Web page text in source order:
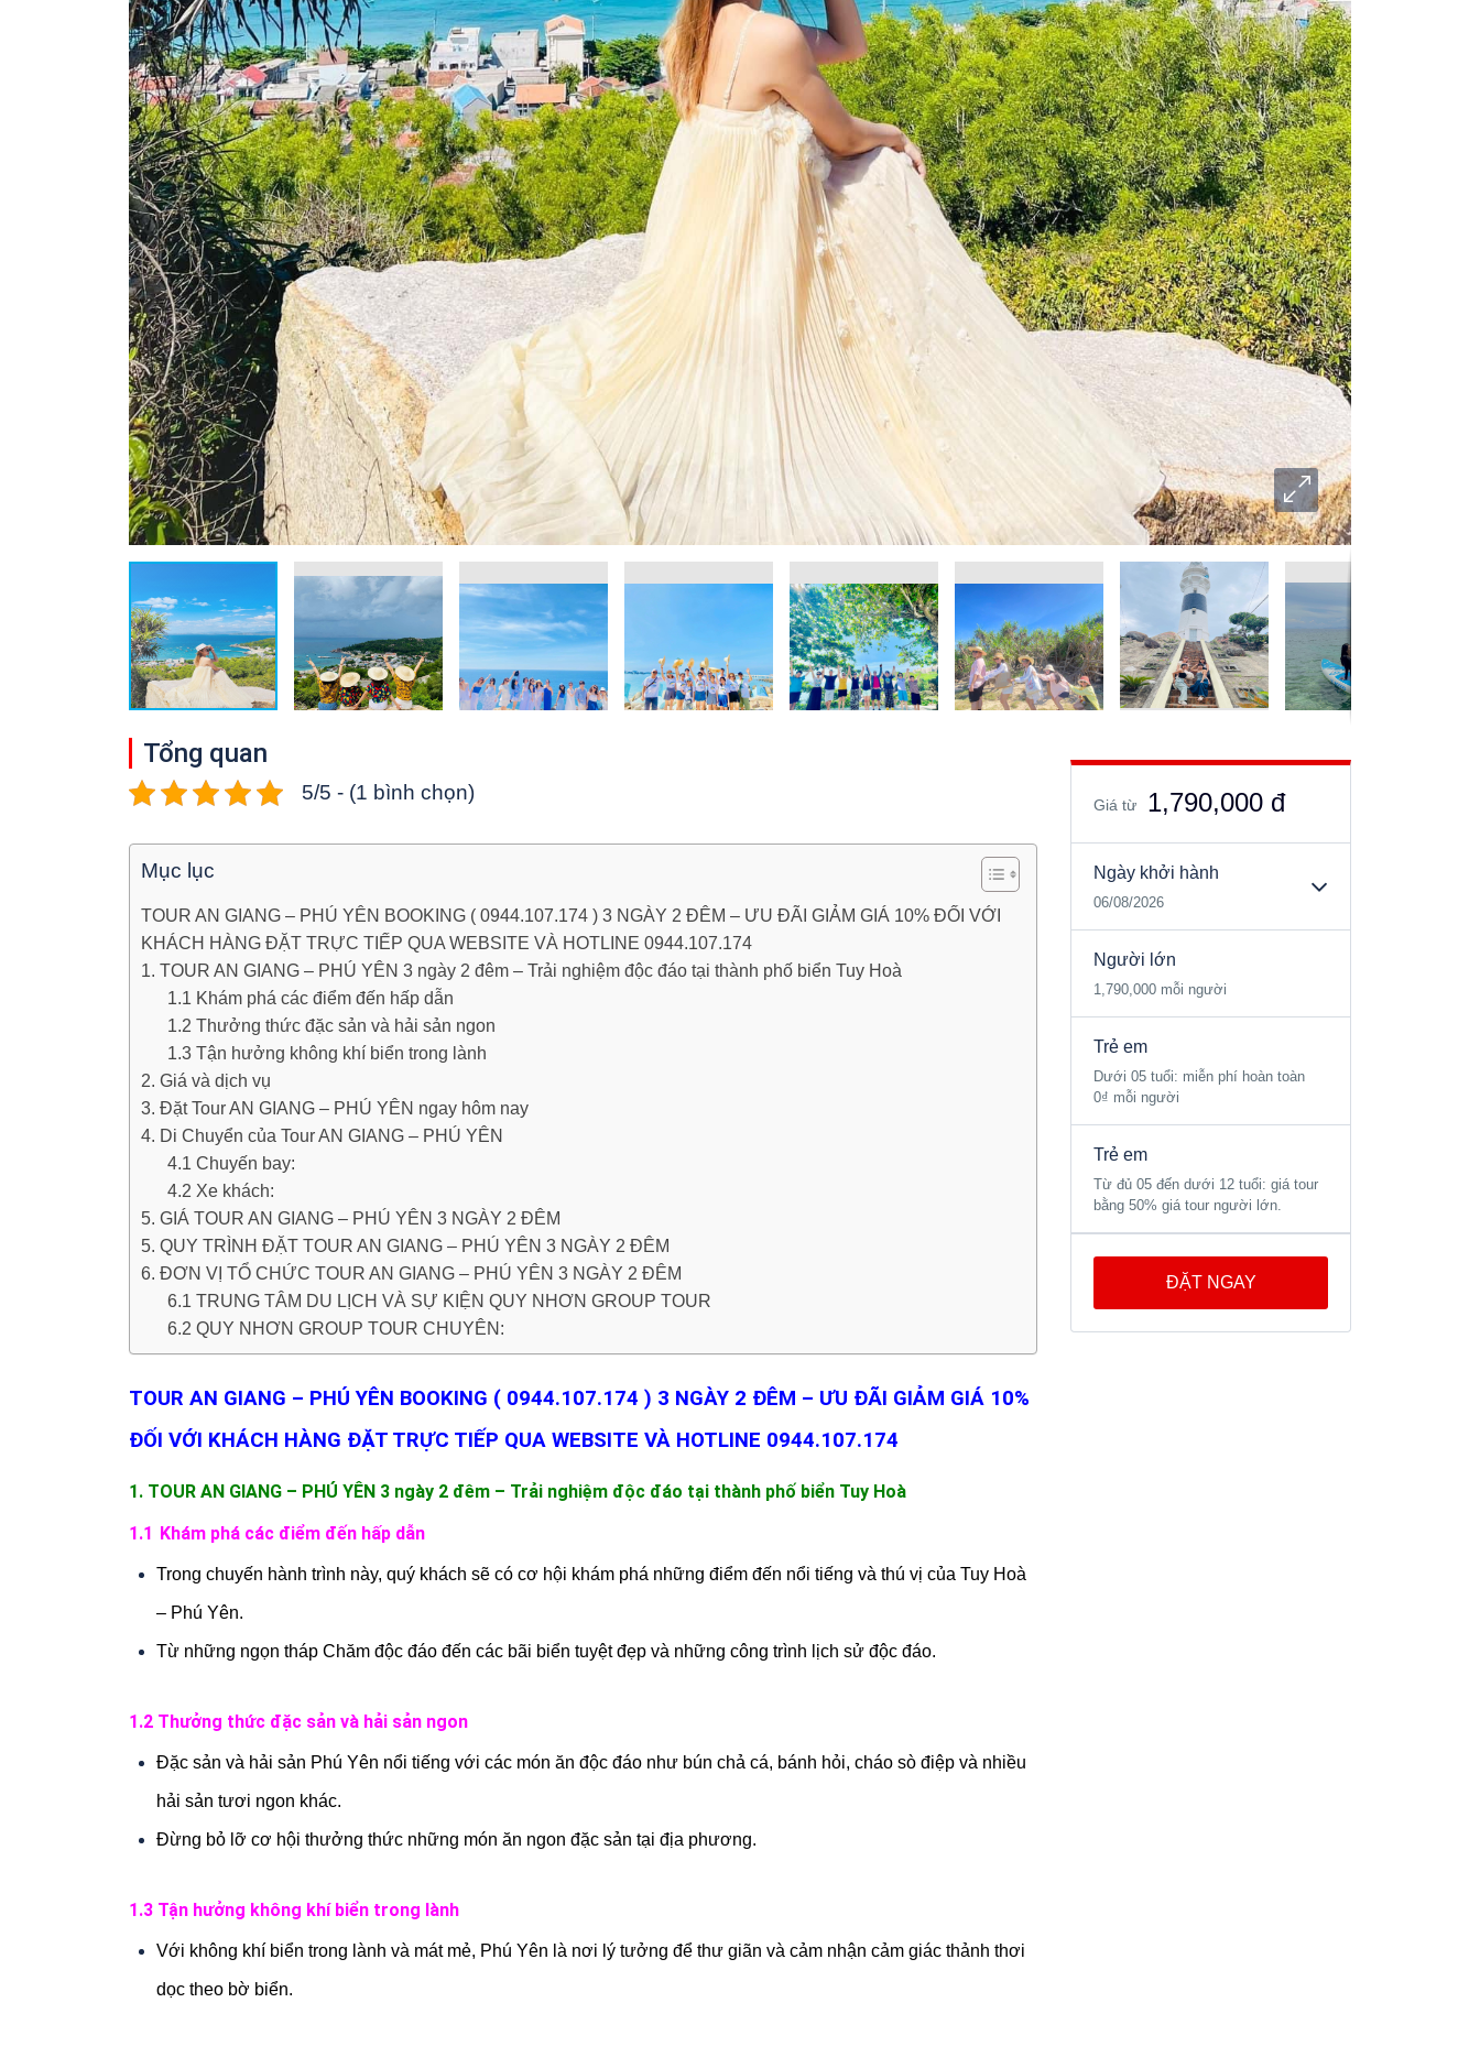
Tổng quan
5/5 - (1 bình chọn)
Mục lục
TOUR AN GIANG – PHÚ YÊN BOOKING ( 0944.107.174 ) 3 NGÀY 2 ĐÊM – ƯU ĐÃI GIẢM GIÁ 10% ĐỐI VỚI
KHÁCH HÀNG ĐẶT TRỰC TIẾP QUA WEBSITE VÀ HOTLINE 0944.107.174
1. TOUR AN GIANG – PHÚ YÊN 3 ngày 2 đêm – Trải nghiệm độc đáo tại thành phố biển Tuy Hoà
1.1 Khám phá các điểm đến hấp dẫn
1.2 Thưởng thức đặc sản và hải sản ngon
1.3 Tận hưởng không khí biển trong lành
2. Giá và dịch vụ
3. Đặt Tour AN GIANG – PHÚ YÊN ngay hôm nay
4. Di Chuyển của Tour AN GIANG – PHÚ YÊN
4.1 Chuyến bay:
4.2 Xe khách:
5. GIÁ TOUR AN GIANG – PHÚ YÊN 3 NGÀY 2 ĐÊM
5. QUY TRÌNH ĐẶT TOUR AN GIANG – PHÚ YÊN 3 NGÀY 2 ĐÊM
6. ĐƠN VỊ TỔ CHỨC TOUR AN GIANG – PHÚ YÊN 3 NGÀY 2 ĐÊM
6.1 TRUNG TÂM DU LỊCH VÀ SỰ KIỆN QUY NHƠN GROUP TOUR
6.2 QUY NHƠN GROUP TOUR CHUYÊN:
TOUR AN GIANG – PHÚ YÊN BOOKING ( 0944.107.174 ) 3 NGÀY 2 ĐÊM – ƯU ĐÃI GIẢM GIÁ 10%
ĐỐI VỚI KHÁCH HÀNG ĐẶT TRỰC TIẾP QUA WEBSITE VÀ HOTLINE 0944.107.174
1. TOUR AN GIANG – PHÚ YÊN 3 ngày 2 đêm – Trải nghiệm độc đáo tại thành phố biển Tuy Hoà
1.1 Khám phá các điểm đến hấp dẫn
Trong chuyến hành trình này, quý khách sẽ có cơ hội khám phá những điểm đến nổi tiếng và thú vị của Tuy Hoà
– Phú Yên.
Từ những ngọn tháp Chăm độc đáo đến các bãi biển tuyệt đẹp và những công trình lịch sử độc đáo.
1.2 Thưởng thức đặc sản và hải sản ngon
Đặc sản và hải sản Phú Yên nổi tiếng với các món ăn độc đáo như bún chả cá, bánh hỏi, cháo sò điệp và nhiều
hải sản tươi ngon khác.
Đừng bỏ lỡ cơ hội thưởng thức những món ăn ngon đặc sản tại địa phương.
1.3 Tận hưởng không khí biển trong lành
Với không khí biển trong lành và mát mẻ, Phú Yên là nơi lý tưởng để thư giãn và cảm nhận cảm giác thảnh thơi
dọc theo bờ biển.
Giá từ 1,790,000 đ
Ngày khởi hành
06/08/2026
Người lớn
1,790,000 mỗi người
Trẻ em
Dưới 05 tuổi: miễn phí hoàn toàn
0₫ mỗi người
Trẻ em
Từ đủ 05 đến dưới 12 tuổi: giá tour
bằng 50% giá tour người lớn.
ĐẶT NGAY